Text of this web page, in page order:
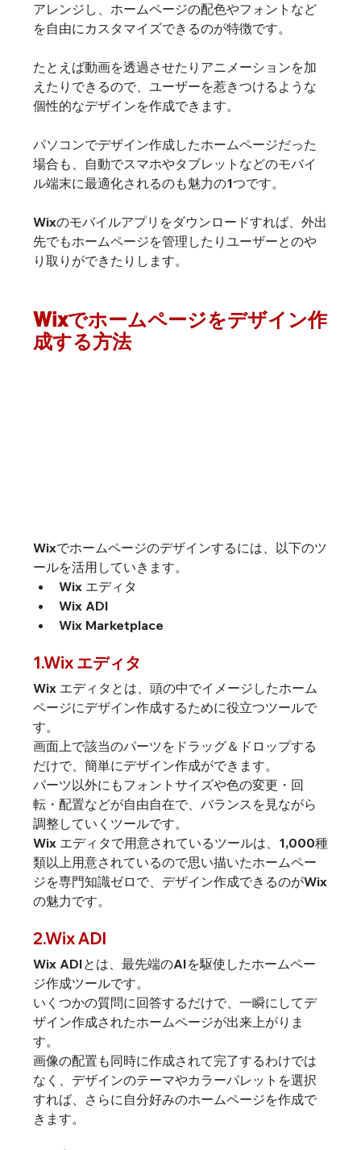
アレンジし、ホームページの配色やフォントなど
を自由にカスタマイズできるのが特徴です。
たとえば動画を透過させたりアニメーションを加
えたりできるので、ユーザーを惹きつけるような
個性的なデザインを作成できます。
パソコンでデザイン作成したホームページだった
場合も、自動でスマホやタブレットなどのモバイ
ル端末に最適化されるのも魅力の1つです。
Wixのモバイルアプリをダウンロードすれば、外出
先でもホームページを管理したりユーザーとのや
り取りができたりします。
Wixでホームページをデザイン作
成する方法
Wixでホームページのデザインするには、以下のツ
ールを活用していきます。
Wix エディタ
Wix ADI
Wix Marketplace
1.Wix エディタ
Wix エディタとは、頭の中でイメージしたホーム
ページにデザイン作成するために役立つツールで
す。
画面上で該当のパーツをドラッグ＆ドロップする
だけで、簡単にデザイン作成ができます。
パーツ以外にもフォントサイズや色の変更・回
転・配置などが自由自在で、バランスを見ながら
調整していくツールです。
Wix エディタで用意されているツールは、1,000種
類以上用意されているので思い描いたホームペー
ジを専門知識ゼロで、デザイン作成できるのがWix
の魅力です。
2.Wix ADI
Wix ADIとは、最先端のAIを駆使したホームペー
ジ作成ツールです。
いくつかの質問に回答するだけで、一瞬にしてデ
ザイン作成されたホームページが出来上がりま
す。
画像の配置も同時に作成されて完了するわけでは
なく、デザインのテーマやカラーパレットを選択
すれば、さらに自分好みのホームページを作成で
きます。